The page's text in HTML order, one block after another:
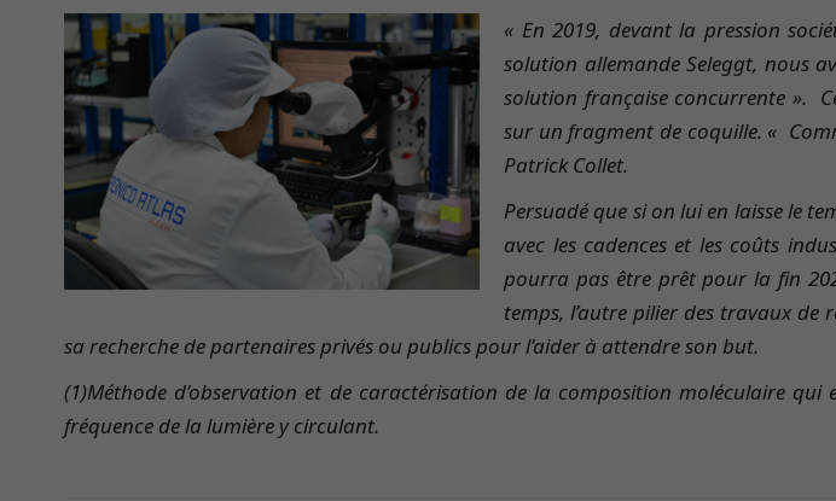
« En 2019, devant la pression
solution allemande Seleggt, nous
solution française concurrente ».
sur un fragment de coquille. «
Patrick Collet.
Persuadé que si on lui en laisse le
avec les cadences et les coûts
pourra pas être prêt pour la fin
temps, l’autre pilier des travaux de
sa recherche de partenaires privés ou publics pour l’aider à attendre son but.
(1)Méthode d’observation et de caractérisation de la composition moléculaire
fréquence de la lumière y circulant.